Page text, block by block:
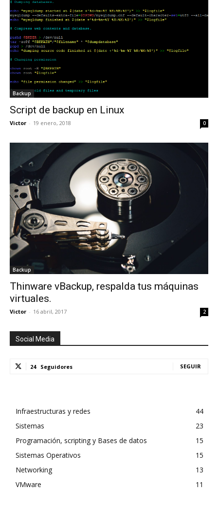
Backup
Script de backup en Linux
Victor - 19 enero, 2018 0
Backup
Thinware vBackup, respalda tus máquinas
virtuales.
Victor - 16 abril, 2017 2
Social Media
24 Seguidores SEGUIR
Infraestructuras y redes
44
Sistemas
23
Programación, scripting y Bases de datos
15
Sistemas Operativos
15
Networking
13
VMware
11